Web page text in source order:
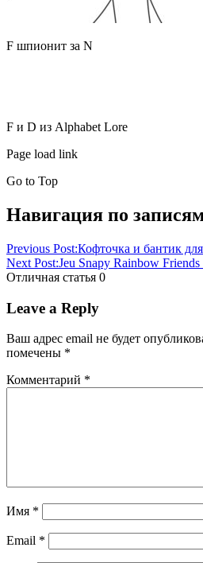
F шпионит за N
F и D из Alphabet Lore
Page load link
Go to Top
Навигация по
Previous Post:Кофточка и бантик
Next Post:Jeu Snapy Rainbow
Отличная статья 0
Leave a Reply
Ваш адрес email не будет
помечены *
Комментарий *
Имя *
Email *